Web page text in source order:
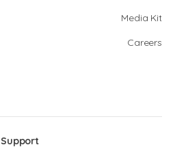
Media Kit
Careers
Support